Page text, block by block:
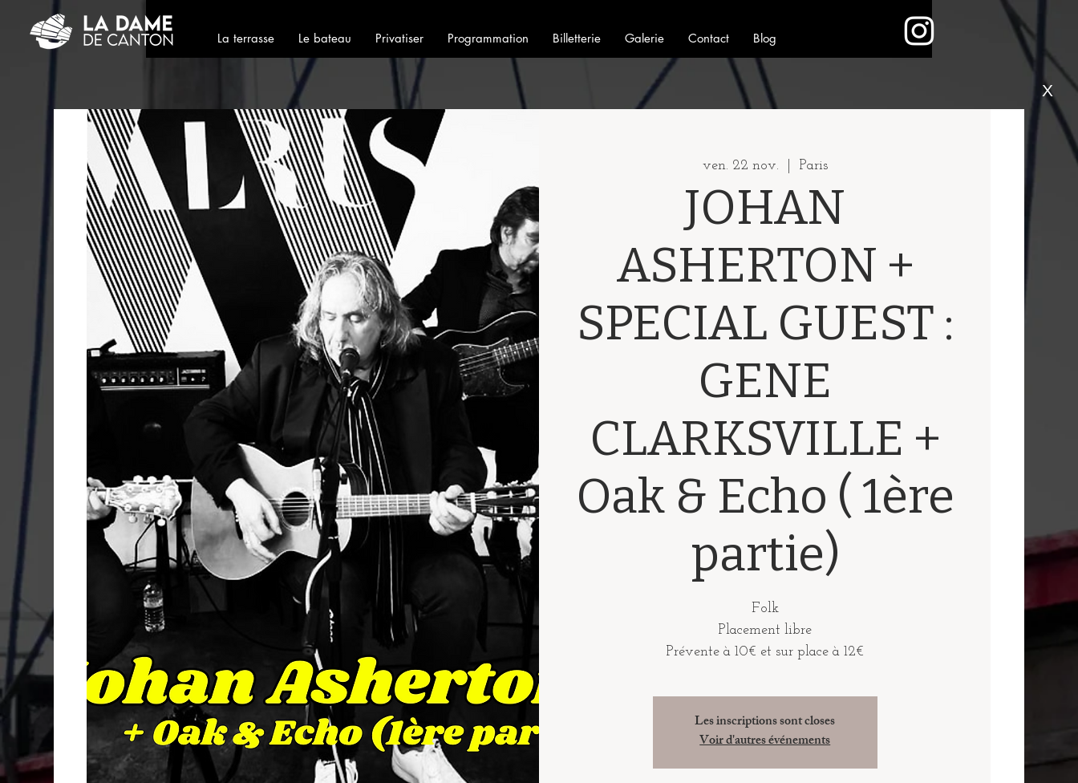
La terrasse Le bateau Privatiser Programmation Billetterie Galerie Contact Blog
X
ven. 22 nov. Paris
JOHAN
ASHERTON +
SPECIAL GUEST :
GENE
CLARKSVILLE +
Oak & Echo ( 1ère
partie)
Folk
Placement libre
Prévente à 10€ et sur place à 12€
Les inscriptions sont closes
Voir d'autres événements